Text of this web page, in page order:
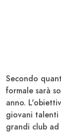
Secondo
formale sarà
anno.
giovani
grandi club ad